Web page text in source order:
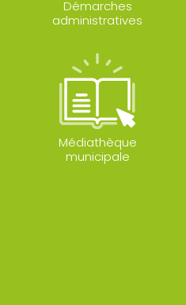
Démarches
administratives
Médiathèque
municipale